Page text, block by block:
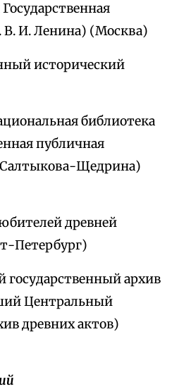
В. И. Ленина) (Москва)
исторический
библиотека
публичная
Щедрина)
древней
Петербург)
государственный архив
Центральный
древних актов)